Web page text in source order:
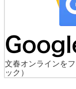
文春オンラインを
ック）